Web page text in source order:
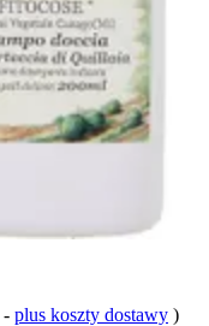
- plus koszty dostawy )